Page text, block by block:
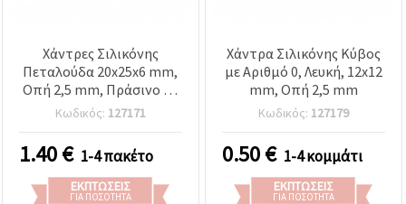
Χάντρες Σιλικόνης
Πεταλούδα 20x25x6 mm,
Οπή 2,5 mm, Πράσινο - 2
τεμ.
Κωδικός: 127171
1.40€ 1-4 πακέτο
ΕΚΠΤΏΣΕΙΣ
ΓΙΑ ΠΟΣΌΤΗΤΑ
Χάντρα Σιλικόνης Κύβος
με Αριθμό 0, Λευκή, 12x12
mm, Οπή 2,5 mm
Κωδικός: 127179
0.50€ 1-4 κομμάτι
ΕΚΠΤΏΣΕΙΣ
ΓΙΑ ΠΟΣΌΤΗΤΑ